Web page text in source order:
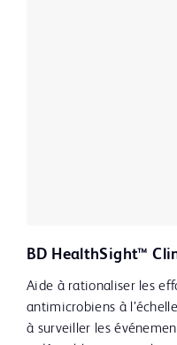
BD HealthSight™
Aide à rationaliser les
antimicrobiens à
à surveiller les